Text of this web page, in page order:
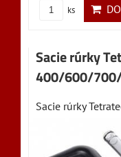
ks DO
Sacie rúrky
400/600/
Sacie rúrky